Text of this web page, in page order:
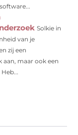
Solkie in
van je
zij een
maar ook een